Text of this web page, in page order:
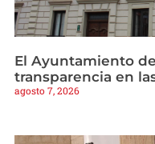
El Ayuntamiento
transparencia en
agosto 7, 2026